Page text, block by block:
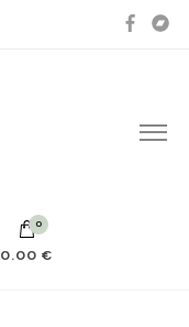
0
0.00 €